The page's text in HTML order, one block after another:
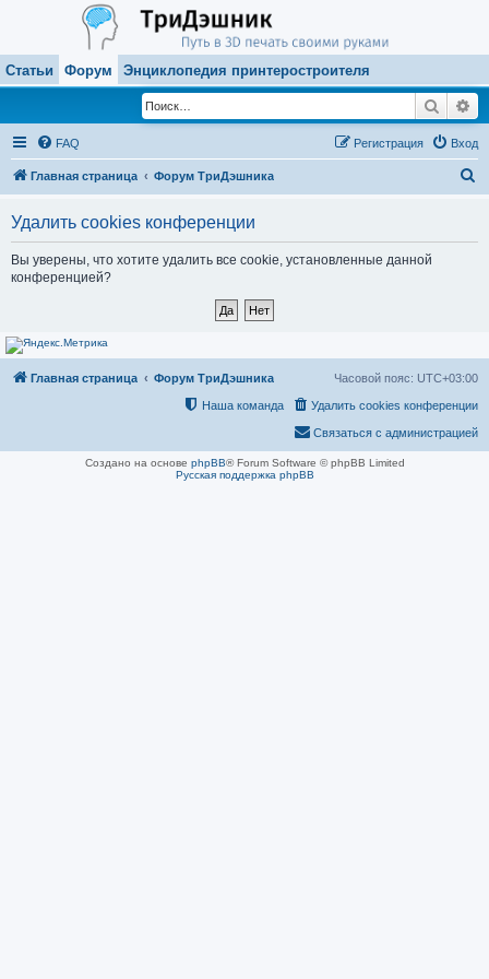
Статьи Форум Энциклопедия принтеростроителя
Поиск
FAQ Вход
Регистрация
Главная страница Форум ТриДэшника
Удалить cookies конференции
Вы уверены, что хотите удалить все cookie, установленные данной
конференцией?
Главная страница Форум ТриДэшника Часовой пояс: UTC+03:00
Удалить cookies конференции
Наша команда
Связаться с администрацией
Создано на основе phpBB® Forum Software © phpBB Limited
Русская поддержка phpBB